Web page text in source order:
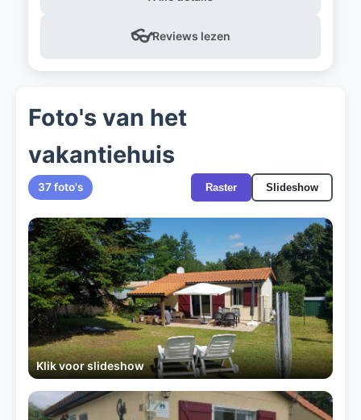
👓Reviews lezen
Foto's van het
vakantiehuis
37 foto's Raster Slideshow
Klik voor slideshow